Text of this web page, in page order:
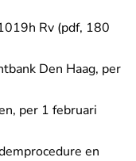
Rv (pdf, 180
Den Haag, per
per 1 februari
en